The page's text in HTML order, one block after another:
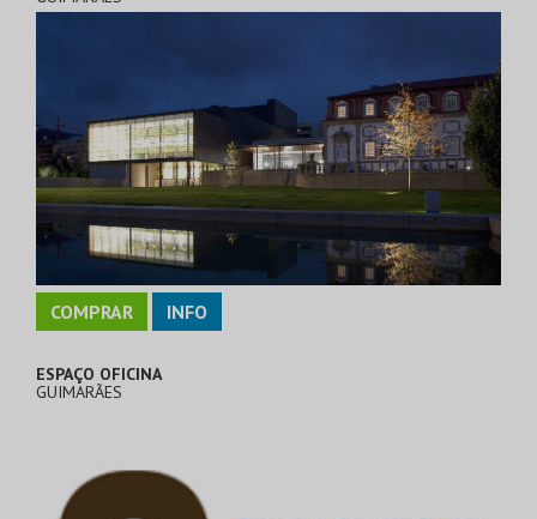
COMPRAR INFO
ESPAÇO OFICINA
GUIMARÃES